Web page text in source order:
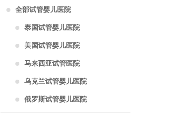
全部试管婴儿医院
泰国试管婴儿医院
美国试管婴儿医院
马来西亚试管医院
乌克兰试管婴儿医院
俄罗斯试管婴儿医院